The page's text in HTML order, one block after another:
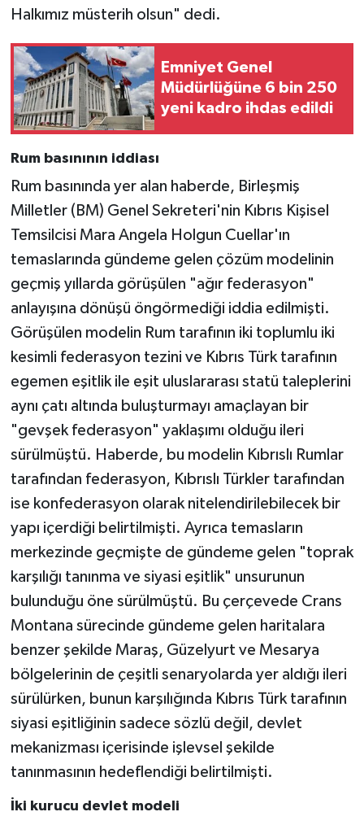
Halkımız müsterih olsun" dedi.
Emniyet Genel
Müdürlüğüne 6 bin 250
yeni kadro ihdas edildi
Rum basınının iddiası
Rum basınında yer alan haberde, Birleşmiş
Milletler (BM) Genel Sekreteri'nin Kıbrıs Kişisel
Temsilcisi Mara Angela Holgun Cuellar'ın
temaslarında gündeme gelen çözüm modelinin
geçmiş yıllarda görüşülen "ağır federasyon"
anlayışına dönüşü öngörmediği iddia edilmişti.
Görüşülen modelin Rum tarafının iki toplumlu iki
kesimli federasyon tezini ve Kıbrıs Türk tarafının
egemen eşitlik ile eşit uluslararası statü taleplerini
aynı çatı altında buluşturmayı amaçlayan bir
"gevşek federasyon" yaklaşımı olduğu ileri
sürülmüştü. Haberde, bu modelin Kıbrıslı Rumlar
tarafından federasyon, Kıbrıslı Türkler tarafından
ise konfederasyon olarak nitelendirilebilecek bir
yapı içerdiği belirtilmişti. Ayrıca temasların
merkezinde geçmişte de gündeme gelen "toprak
karşılığı tanınma ve siyasi eşitlik" unsurunun
bulunduğu öne sürülmüştü. Bu çerçevede Crans
Montana sürecinde gündeme gelen haritalara
benzer şekilde Maraş, Güzelyurt ve Mesarya
bölgelerinin de çeşitli senaryolarda yer aldığı ileri
sürülürken, bunun karşılığında Kıbrıs Türk tarafının
siyasi eşitliğinin sadece sözlü değil, devlet
mekanizması içerisinde işlevsel şekilde
tanınmasının hedeflendiği belirtilmişti.
İki kurucu devlet modeli